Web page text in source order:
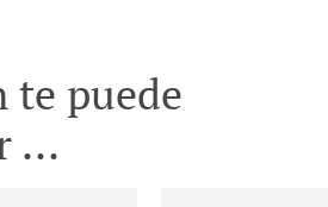
te puede
...